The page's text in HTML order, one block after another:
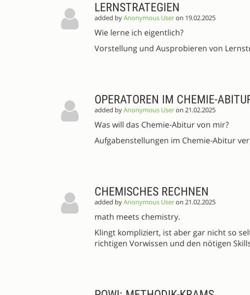
LERNSTRATEGIEN
added byAnonymous Useron 19.02.2025
Wie lerne ich eigentlich?
Vorstellung und Ausprobieren von
OPERATOREN IM CHEMIE-
added byAnonymous Useron 21.02.2025
Was will das Chemie-Abitur von mir?
Aufgabenstellungen im Chemie-Abitur
CHEMISCHES RECHNEN
added byAnonymous Useron 21.02.2025
math meets chemistry.
Klingt kompliziert, ist aber gar nicht so
richtigen Vorwissen und den nötigen